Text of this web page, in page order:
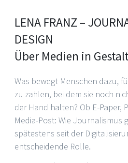
LENA FRANZ –
DESIGN
Über Medien in
Was bewegt Menschen dazu,
zu zahlen, bei dem sie noch
der Hand halten? Ob E-Paper,
Media-Post: Wie Journalismus
spätestens seit der
entscheidende Rolle.